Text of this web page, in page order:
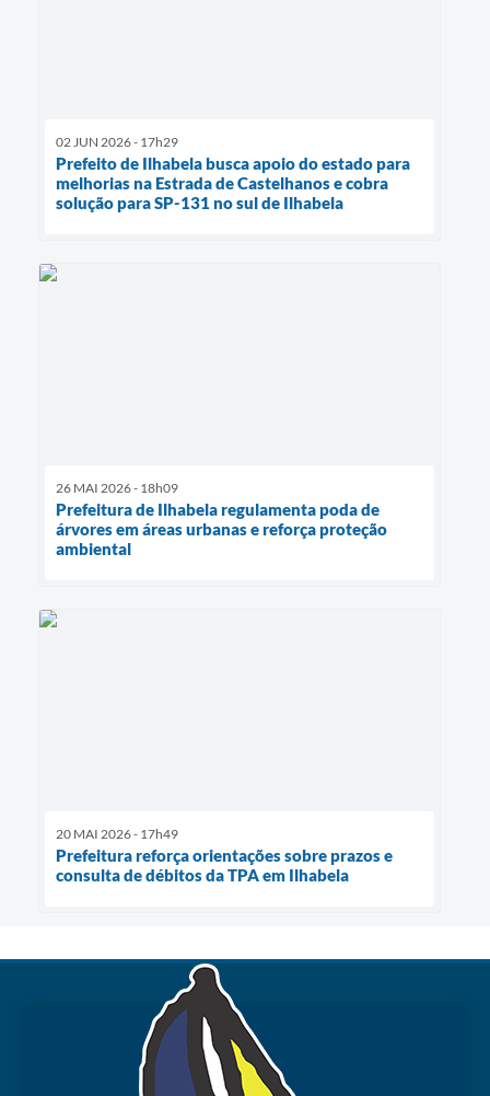
02 JUN 2026 - 17h29
Prefeito de Ilhabela busca apoio do estado para
melhorias na Estrada de Castelhanos e cobra
solução para SP-131 no sul de Ilhabela
26 MAI 2026 - 18h09
Prefeitura de Ilhabela regulamenta poda de
árvores em áreas urbanas e reforça proteção
ambiental
20 MAI 2026 - 17h49
Prefeitura reforça orientações sobre prazos e
consulta de débitos da TPA em Ilhabela